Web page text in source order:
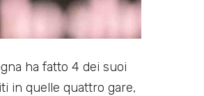
ha fatto 4 dei suoi
in quelle quattro gare,